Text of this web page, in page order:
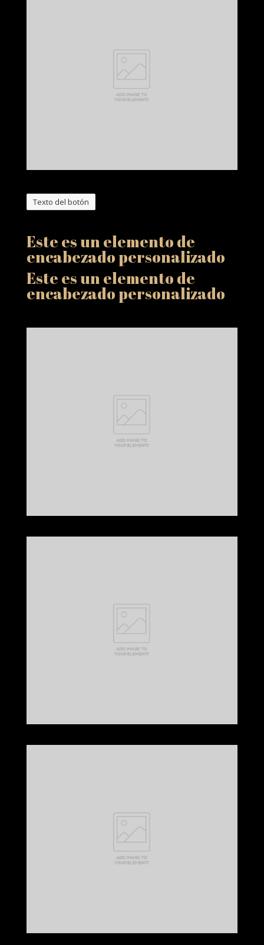
Texto del botón
Este es un elemento de
encabezado personalizado
Este es un elemento de
encabezado personalizado